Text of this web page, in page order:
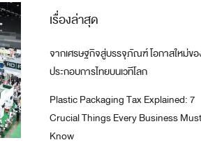
ฟิล์มหด PE
เรื่องล่าสุด
จากเศรษฐกิจสู่บรรจุภัณฑ์ โอกาสใหม่ข
ประกอบการไทยบนเวทีโลก
Plastic Packaging Tax Explained: 7
Crucial Things Every Business Must
Know